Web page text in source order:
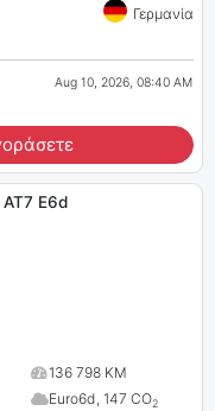
Γερμανία
Aug 10, 2026, 08:40 AM
E6d
136 798 KM
Euro6d, 147 CO2